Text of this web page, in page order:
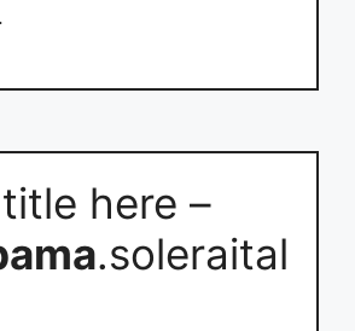
here –
.soleraital